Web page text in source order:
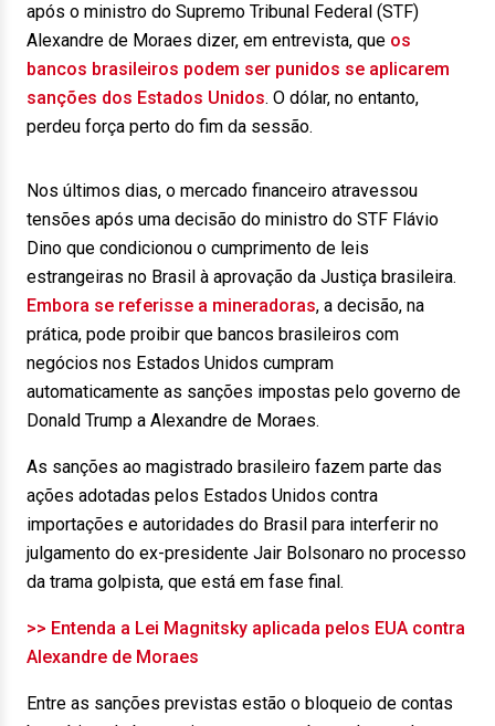
após o ministro do Supremo Tribunal Federal (STF)
Alexandre de Moraes dizer, em entrevista, que os
bancos brasileiros podem ser punidos se aplicarem
sanções dos Estados Unidos. O dólar, no entanto,
perdeu força perto do fim da sessão.
Nos últimos dias, o mercado financeiro atravessou
tensões após uma decisão do ministro do STF Flávio
Dino que condicionou o cumprimento de leis
estrangeiras no Brasil à aprovação da Justiça brasileira.
Embora se referisse a mineradoras, a decisão, na
prática, pode proibir que bancos brasileiros com
negócios nos Estados Unidos cumpram
automaticamente as sanções impostas pelo governo de
Donald Trump a Alexandre de Moraes.
As sanções ao magistrado brasileiro fazem parte das
ações adotadas pelos Estados Unidos contra
importações e autoridades do Brasil para interferir no
julgamento do ex-presidente Jair Bolsonaro no processo
da trama golpista, que está em fase final.
>> Entenda a Lei Magnitsky aplicada pelos EUA contra
Alexandre de Moraes
Entre as sanções previstas estão o bloqueio de contas